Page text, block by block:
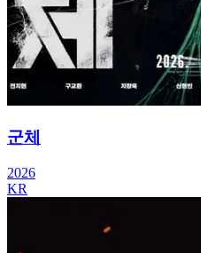
군체
2026
KR